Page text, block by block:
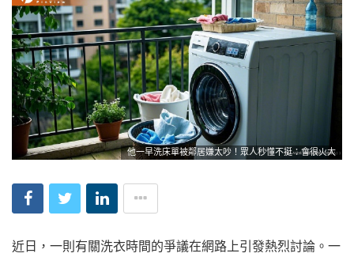
他一早洗床單被鄰居嫌太吵！眾人秒懂不挺：會很火大
近日，一則有關洗衣時間的爭議在網路上引發熱烈討論。一